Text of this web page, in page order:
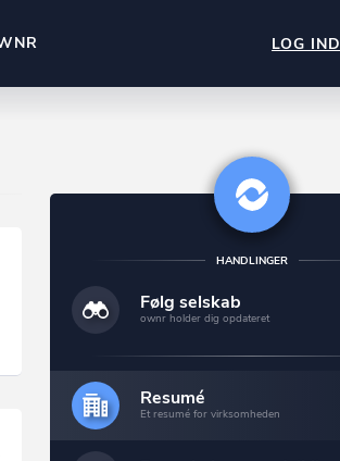
LOG IND
HANDLINGER
Følg selskab
ownr holder dig opdateret
Resumé
Et resumé for virksomheden